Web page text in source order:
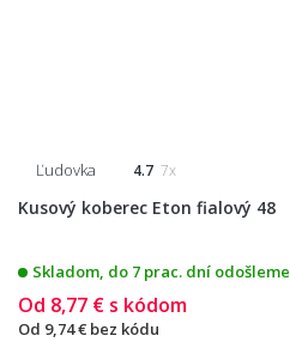
Ľudovka 4.7 7x
Kusový koberec Eton fialový 48
Skladom, do 7 prac. dní odošleme
Od 8,77 € s kódom
Od 9,74 € bez kódu